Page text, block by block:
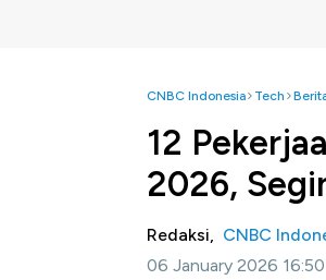
CNBC Indonesia Tech
12
2026,
Redaksi, CNBC
06 January 2026 16:50